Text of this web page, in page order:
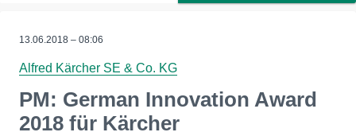
13.06.2018 – 08:06
Alfred Kärcher SE & Co. KG
PM: German Innovation Award
2018 für Kärcher